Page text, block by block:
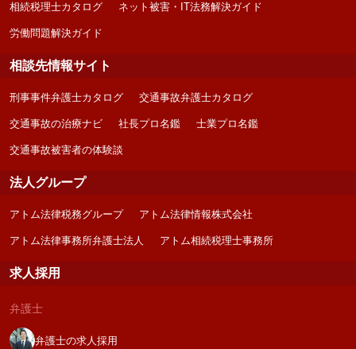
相続税理士カタログ ネット被害・IT法務解決ガイド
労働問題解決ガイド
相談先情報サイト
刑事事件弁護士カタログ 交通事故弁護士カタログ
交通事故の治療ナビ 社長プロ名鑑 士業プロ名鑑
交通事故被害者の体験談
法人グループ
アトム法律税務グループ アトム法律情報株式会社
アトム法律事務所弁護士法人 アトム相続税理士事務所
求人採用
弁護士
弁護士の求人採用